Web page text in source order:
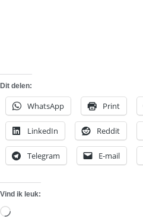
Dit delen:
WhatsApp Print
LinkedIn Reddit
Telegram E-mail
Vind ik leuk:
Aan